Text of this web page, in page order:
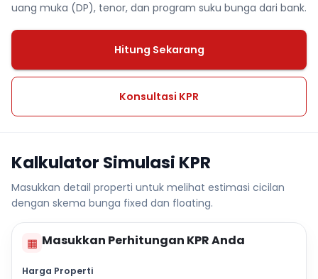
uang muka (DP), tenor, dan program suku bunga dari bank.
Hitung Sekarang
Konsultasi KPR
Kalkulator Simulasi KPR
Masukkan detail properti untuk melihat estimasi cicilan
dengan skema bunga fixed dan floating.
▦ Masukkan Perhitungan KPR Anda
Harga Properti